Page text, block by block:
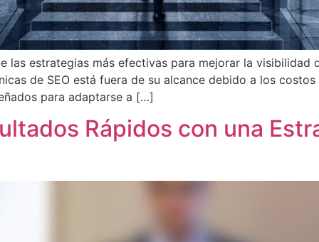
las estrategias más efectivas para mejorar la visibilidad
de SEO está fuera de su alcance debido a los
para adaptarse a […]
Rápidos con una